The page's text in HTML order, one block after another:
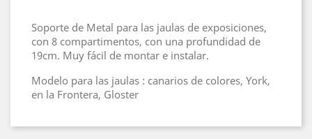
Soporte de Metal para las jaulas de exposiciones,
con 8 compartimentos, con una profundidad de
19cm. Muy fácil de montar e instalar.
Modelo para las jaulas : canarios de colores, York,
en la Frontera, Gloster